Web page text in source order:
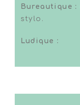
Bureautique :
stylo.
Ludique :